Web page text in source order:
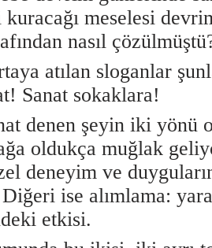
meselesi
nasıl
atılan sloganlar
Sanat sokaklara!
denen şeyin iki yönü
oldukça muğlak
deneyim ve
ise alımlama:
etkisi.